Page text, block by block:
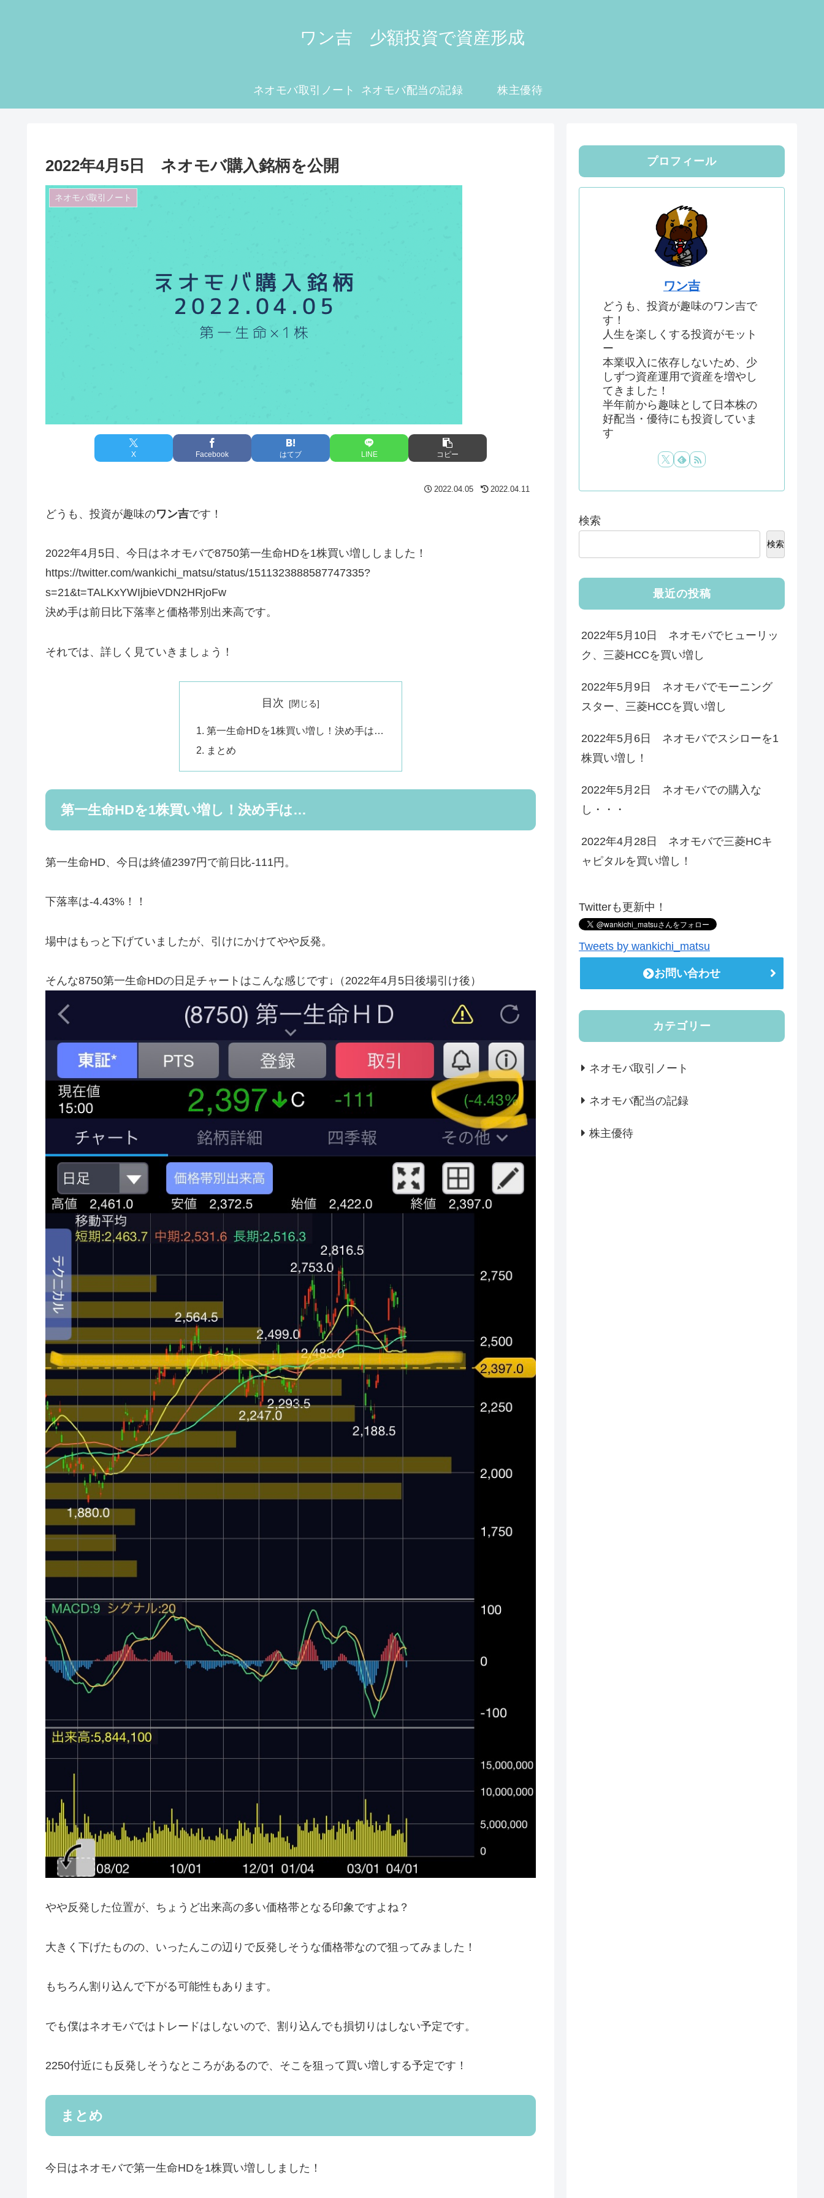
ワン吉 少額投資で資産形成
ネオモバ取引ノート ネオモバ配当の記録 株主優待
2022年4月5日 ネオモバ購入銘柄を公開
ネオモバ取引ノート
X Facebook はてブ LINE コピー
2022.04.05 2022.04.11
どうも、投資が趣味のワン吉です！
2022年4月5日、今日はネオモバで8750第一生命HDを1株買い増ししました！
https://twitter.com/wankichi_matsu/status/1511323888587747335?
s=21&t=TALKxYWIjbieVDN2HRjoFw
決め手は前日比下落率と価格帯別出来高です。
それでは、詳しく見ていきましょう！
目次
第一生命HDを1株買い増し！決め手は…
まとめ
第一生命HDを1株買い増し！決め手は…
第一生命HD、今日は終値2397円で前日比-111円。
下落率は-4.43%！！
場中はもっと下げていましたが、引けにかけてやや反発。
そんな8750第一生命HDの日足チャートはこんな感じです↓（2022年4月5日後場引け後）
やや反発した位置が、ちょうど出来高の多い価格帯となる印象ですよね？
大きく下げたものの、いったんこの辺りで反発しそうな価格帯なので狙ってみました！
もちろん割り込んで下がる可能性もあります。
でも僕はネオモバではトレードはしないので、割り込んでも損切りはしない予定です。
2250付近にも反発しそうなところがあるので、そこを狙って買い増しする予定です！
まとめ
今日はネオモバで第一生命HDを1株買い増ししました！
プロフィール
ワン吉
どうも、投資が趣味のワン吉で
す！
人生を楽しくする投資がモット
ー
本業収入に依存しないため、少
しずつ資産運用で資産を増やし
てきました！
半年前から趣味として日本株の
好配当・優待にも投資していま
す
検索
検索
最近の投稿
2022年5月10日 ネオモバでヒューリッ
ク、三菱HCCを買い増し
2022年5月9日 ネオモバでモーニング
スター、三菱HCCを買い増し
2022年5月6日 ネオモバでスシローを1
株買い増し！
2022年5月2日 ネオモバでの購入な
し・・・
2022年4月28日 ネオモバで三菱HCキ
ャピタルを買い増し！
Twitterも更新中！
Tweets by wankichi_matsu
お問い合わせ
カテゴリー
ネオモバ取引ノート
ネオモバ配当の記録
株主優待